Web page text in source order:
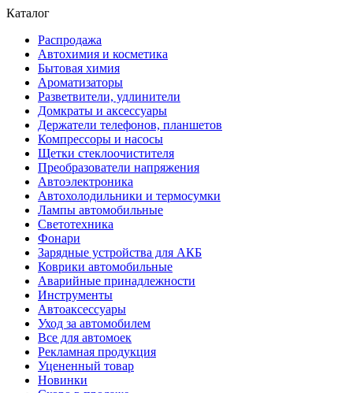
Каталог
Распродажа
Автохимия и косметика
Бытовая химия
Ароматизаторы
Разветвители, удлинители
Домкраты и аксессуары
Держатели телефонов, планшетов
Компрессоры и насосы
Щетки стеклоочистителя
Преобразователи напряжения
Автоэлектроника
Автохолодильники и термосумки
Лампы автомобильные
Светотехника
Фонари
Зарядные устройства для АКБ
Коврики автомобильные
Аварийные принадлежности
Инструменты
Автоаксессуары
Уход за автомобилем
Все для автомоек
Рекламная продукция
Уцененный товар
Новинки